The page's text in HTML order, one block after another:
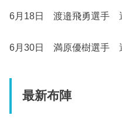
6月18日 渡邉飛勇選手
6月30日 満原優樹選手
最新布陣